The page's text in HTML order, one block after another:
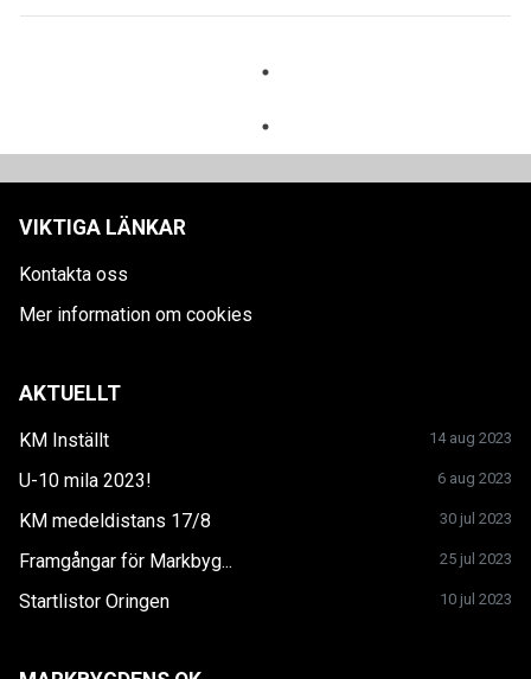
VIKTIGA LÄNKAR
Kontakta oss
Mer information om cookies
AKTUELLT
KM Inställt 14 aug 2023
U-10 mila 2023! 6 aug 2023
KM medeldistans 17/8 30 jul 2023
Framgångar för Markbyg... 25 jul 2023
Startlistor Oringen 10 jul 2023